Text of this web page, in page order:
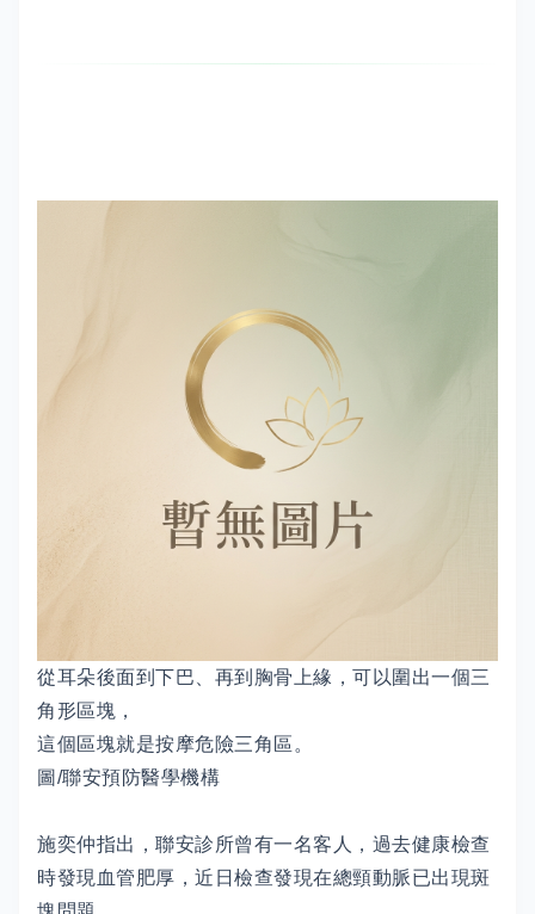
從耳朵後面到下巴、再到胸骨上緣，可以圍出一個三
角形區塊，
這個區塊就是按摩危險三角區。
圖/聯安預防醫學機構
施奕仲指出，聯安診所曾有一名客人，過去健康檢查
時發現血管肥厚，近日檢查發現在總頸動脈已出現斑